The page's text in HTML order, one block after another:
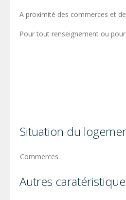
A proximité des commerces et
Pour tout renseignement ou
Situation du
Commerces
Autres